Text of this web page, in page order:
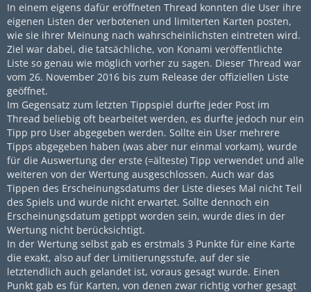
In einem eigens dafür eröffneten Thread konnten die User ihre
eigenen Listen der verbotenen und limiterten Karten posten,
wie sie ihrer Meinung nach wahrscheinlichsten eintreten wird.
Ziel war dabei, die tatsächliche, von Konami veröffentlichte
Liste so genau wie möglich vorher zu sagen. Dieser Thread war
vom 26. November 2016 bis zum Release der offiziellen Liste
geöffnet.
Im Gegensatz zum letzten Tippspiel durfte jeder Post im
Thread beliebig oft bearbeitet werden, es durfte jedoch nur ein
Tipp pro User abgegeben werden. Sollte ein User mehrere
Tipps abgegeben haben (was aber nur einmal vorkam), wurde
für die Auswertung der erste (=älteste) Tipp verwendet und alle
weiteren von der Wertung ausgeschlossen. Auch war das
Tippen des Erscheinungsdatums der Liste dieses Mal nicht Teil
des Spiels und wurde nicht erwartet. Sollte dennoch ein
Erscheinungsdatum getippt worden sein, wurde dies in der
Wertung nicht berücksichtigt.
In der Wertung selbst gab es erstmals 3 Punkte für eine Karte
die exakt, also auf der Limitierungsstufe, auf der sie
letztendlich auch gelandet ist, voraus gesagt wurde. Einen
Punkt gab es für Karten, von denen zwar richtig vorher gesagt